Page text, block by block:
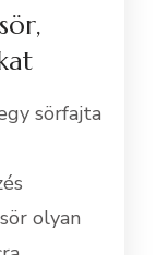
sörfajta
olyan